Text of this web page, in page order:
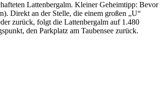
Lattenbergalm. Kleiner Geheimtipp: Bevor
Direkt an der Stelle, die einem großen „U“
zurück, folgt die Lattenbergalm auf 1.480
den Parkplatz am Taubensee zurück.